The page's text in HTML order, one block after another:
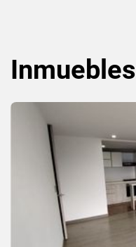
Inmuebles